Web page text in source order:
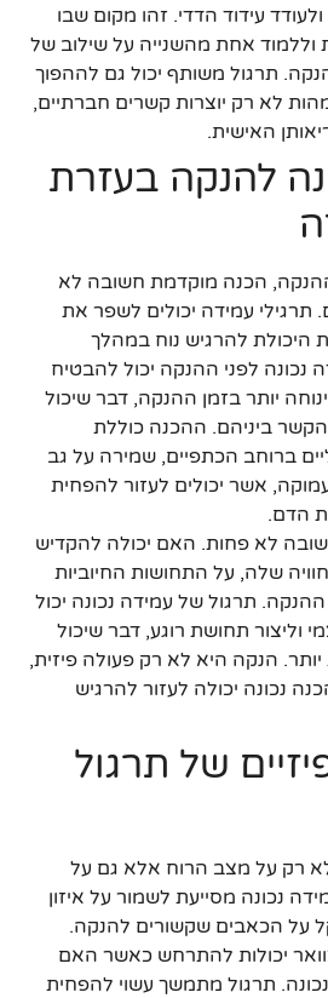
עידוד הדדי. זהו מקום שבו
וללמוד אחת מהשנייה על שילוב של
תרגול משותף יכול גם לההפוך
לא רק יוצרות קשרים חברתיים,
האישית.
להנקה בעזרת
הכנה מוקדמת חשובה לא
עמידה יכולים לשפר את
היכולת להרגיש נוח במהלך
נכונה לפני ההנקה יכול להבטיח
יותר בזמן ההנקה, דבר שיכול
ביניהם. ההכנה כוללת
ברוחב הכתפיים, שמירה על גב
אשר יכולים לעזור להפחית
הדם.
לא פחות. האם יכולה להקדיש
שלה, על התחושות החיוביות
תרגול של עמידה נכונה יכול
וליצור תחושת רוגע, דבר שיכול
הנקה היא לא רק פעולה פיזית,
נכונה יכולה לעזור להרגיש
של תרגול
רק על מצב הרוח אלא גם על
נכונה מסייעת לשמור על איזון
על הכאבים שקשורים להנקה.
יכולות להתרחש כאשר האם
תרגול מתמשך עשוי להפחית